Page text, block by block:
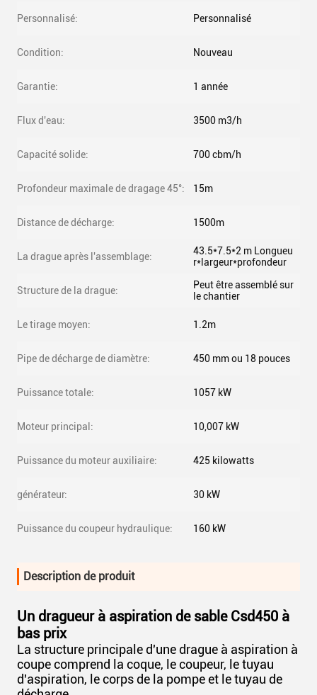
Personnalisé: Personnalisé
Condition: Nouveau
Garantie: 1 année
Flux d'eau: 3500 m3/h
Capacité solide: 700 cbm/h
Profondeur maximale de dragage 45°: 15m
Distance de décharge: 1500m
La drague après l'assemblage:
43.5*7.5*2 m Longueu
r*largeur*profondeur
Structure de la drague:
Peut être assemblé sur
le chantier
Le tirage moyen: 1.2m
Pipe de décharge de diamètre: 450 mm ou 18 pouces
Puissance totale: 1057 kW
Moteur principal: 10,007 kW
Puissance du moteur auxiliaire: 425 kilowatts
générateur: 30 kW
Puissance du coupeur hydraulique: 160 kW
Description de produit
Un dragueur à aspiration de sable Csd450 à
bas prix
La structure principale d'une drague à aspiration à
coupe comprend la coque, le coupeur, le tuyau
d'aspiration, le corps de la pompe et le tuyau de